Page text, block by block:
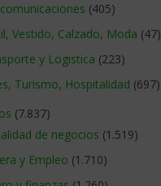
(405)
Vestido, Calzado, Moda (47)
y Logistica (223)
Turismo, Hospitalidad (697)
(7.837)
de negocios (1.519)
y Empleo (1.710)